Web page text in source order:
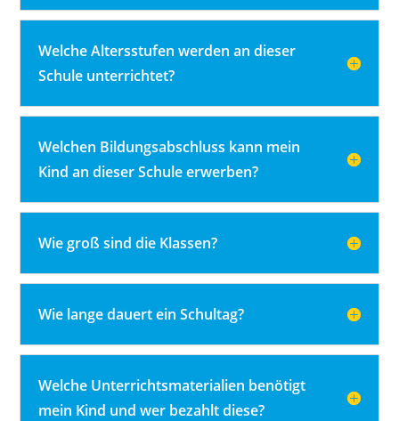
Welche Altersstufen werden an dieser
Schule unterrichtet?
Welchen Bildungsabschluss kann mein
Kind an dieser Schule erwerben?
Wie groß sind die Klassen?
Wie lange dauert ein Schultag?
Welche Unterrichtsmaterialien benötigt
mein Kind und wer bezahlt diese?